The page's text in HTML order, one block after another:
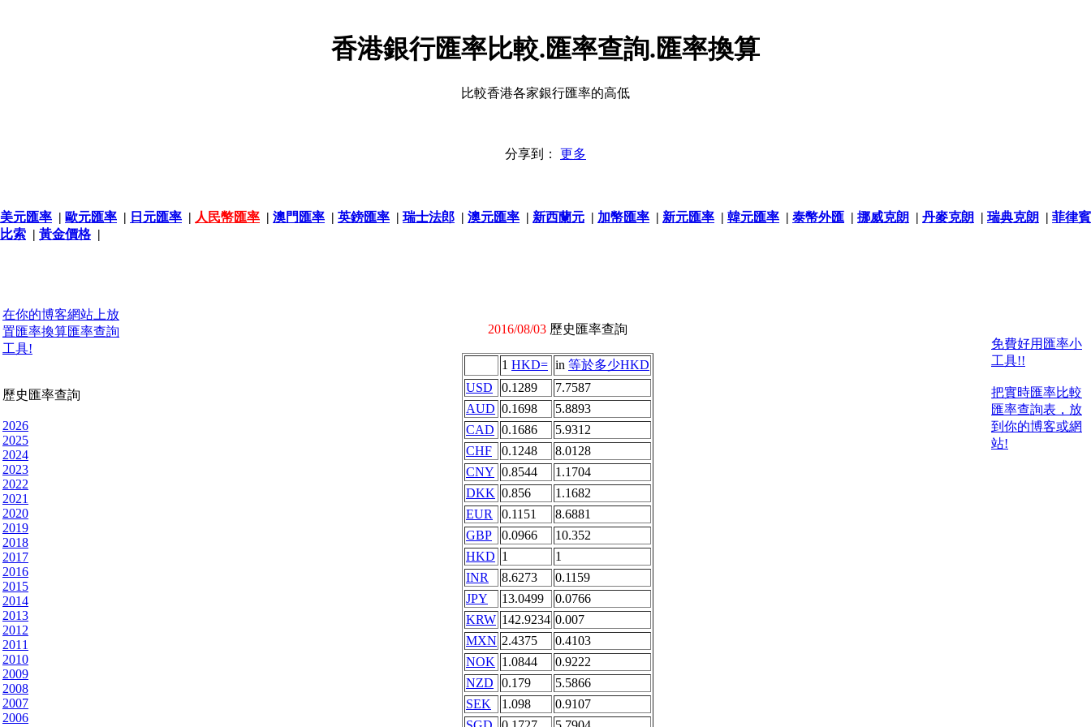
香港銀行匯率比較.匯率查詢.匯率換算
比較香港各家銀行匯率的高低
分享到： 更多
美元匯率 | 歐元匯率 | 日元匯率 | 人民幣匯率 | 澳門匯率 | 英鎊匯率 | 瑞士法郎 | 澳元匯率 | 新西蘭元 | 加幣匯率 | 新元匯率 | 韓元匯率 | 泰幣外匯 | 挪威克朗 | 丹麥克朗 | 瑞典克朗 | 菲律賓
比索 | 黃金價格|
在你的博客網站上放
置匯率換算匯率查詢
工具!
歷史匯率查詢
2026
2025
2024
2023
2022
2021
2020
2019
2018
2017
2016
2015
2014
2013
2012
2011
2010
2009
2008
2007
2006
2016/08/03 歷史匯率查詢
1 HKD= in 等於多少HKD
USD
0.1289
7.7587
AUD 0.1698
5.8893
CAD 0.1686
5.9312
CHF
0.1248
8.0128
CNY 0.8544
1.1704
DKK 0.856
1.1682
EUR
0.1151
8.6881
GBP
0.0966
10.352
HKD 1
1
INR
8.6273
0.1159
JPY
13.0499
0.0766
KRW 142.9234 0.007
MXN 2.4375
0.4103
NOK 1.0844
0.9222
NZD
0.179
5.5866
SEK
1.098
0.9107
免費好用匯率小
工具!!
把實時匯率比較
匯率查詢表，放
到你的博客或網
站!